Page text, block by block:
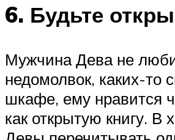
6. Будьте
Мужчина Дева не
недомолвок, каких-то
шкафе, ему нравится
как открытую книгу. В